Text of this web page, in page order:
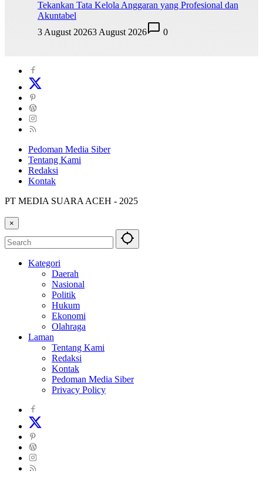
Tekankan Tata Kelola Anggaran yang Profesional dan
Akuntabel
3 August 20263 August 2026 0
Pedoman Media Siber
Tentang Kami
Redaksi
Kontak
PT MEDIA SUARA ACEH - 2025
×
Kategori
Daerah
Nasional
Politik
Hukum
Ekonomi
Olahraga
Laman
Tentang Kami
Redaksi
Kontak
Pedoman Media Siber
Privacy Policy